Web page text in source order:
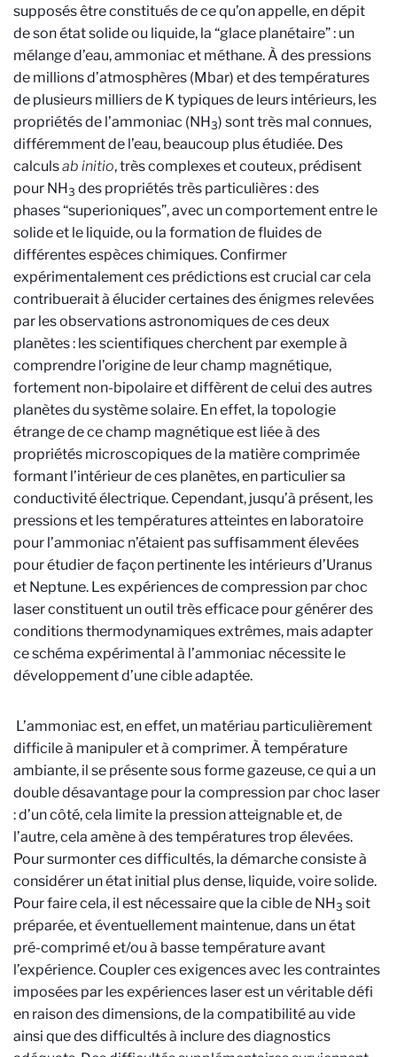
supposés être constitués de ce qu’on appelle, en dépit
de son état solide ou liquide, la “glace planétaire” : un
mélange d’eau, ammoniac et méthane. À des pressions
de millions d’atmosphères (Mbar) et des températures
de plusieurs milliers de K typiques de leurs intérieurs, les
propriétés de l’ammoniac (NH3) sont très mal connues,
différemment de l’eau, beaucoup plus étudiée. Des
calculsab initio, très complexes et couteux, prédisent
pour NH3 des propriétés très particulières : des
phases “superioniques”, avec un comportement entre le
solide et le liquide, ou la formation de fluides de
différentes espèces chimiques. Confirmer
expérimentalement ces prédictions est crucial car cela
contribuerait à élucider certaines des énigmes relevées
par les observations astronomiques de ces deux
planètes : les scientifiques cherchent par exemple à
comprendre l’origine de leur champ magnétique,
fortement non-bipolaire et diffèrent de celui des autres
planètes du système solaire. En effet, la topologie
étrange de ce champ magnétique est liée à des
propriétés microscopiques de la matière comprimée
formant l’intérieur de ces planètes, en particulier sa
conductivité électrique. Cependant, jusqu’à présent, les
pressions et les températures atteintes en laboratoire
pour l’ammoniac n’étaient pas suffisamment élevées
pour étudier de façon pertinente les intérieurs d’Uranus
et Neptune. Les expériences de compression par choc
laser constituent un outil très efficace pour générer des
conditions thermodynamiques extrêmes, mais adapter
ce schéma expérimental à l’ammoniac nécessite le
développement d’une cible adaptée.
L’ammoniac est, en effet, un matériau particulièrement
difficile à manipuler et à comprimer. À température
ambiante, il se présente sous forme gazeuse, ce qui a un
double désavantage pour la compression par choc laser
: d’un côté, cela limite la pression atteignable et, de
l’autre, cela amène à des températures trop élevées.
Pour surmonter ces difficultés, la démarche consiste à
considérer un état initial plus dense, liquide, voire solide.
Pour faire cela, il est nécessaire que la cible de NH3 soit
préparée, et éventuellement maintenue, dans un état
pré-comprimé et/ou à basse température avant
l’expérience. Coupler ces exigences avec les contraintes
imposées par les expériences laser est un véritable défi
en raison des dimensions, de la compatibilité au vide
ainsi que des difficultés à inclure des diagnostics